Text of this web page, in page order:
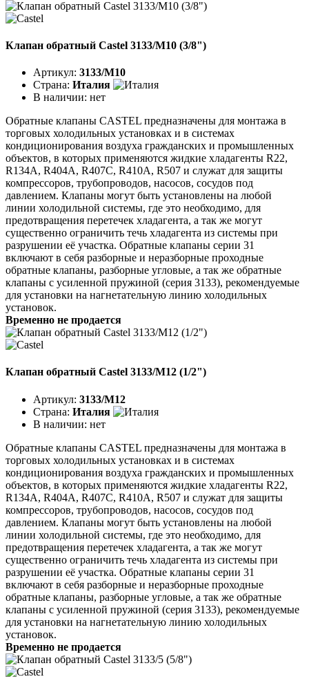
Клапан обратный Castel 3133/M10 (3/8")
Артикул: 3133/M10
Страна: Италия
В наличии: нет
Обратные клапаны CASTEL предназначены для монтажа в
торговых холодильных установках и в системах
кондиционирования воздуха гражданских и промышленных
объектов, в которых применяются жидкие хладагенты R22,
R134A, R404A, R407C, R410A, R507 и служат для защиты
компрессоров, трубопроводов, насосов, сосудов под
давлением. Клапаны могут быть установлены на любой
линии холодильной системы, где это необходимо, для
предотвращения перетечек хладагента, а так же могут
существенно ограничить течь хладагента из системы при
разрушении её участка. Обратные клапаны серии 31
включают в себя разборные и неразборные проходные
обратные клапаны, разборные угловые, а так же обратные
клапаны с усиленной пружиной (серия 3133), рекомендуемые
для установки на нагнетательную линию холодильных
установок.
Временно не продается
Клапан обратный Castel 3133/M12 (1/2")
Артикул: 3133/M12
Страна: Италия
В наличии: нет
Обратные клапаны CASTEL предназначены для монтажа в
торговых холодильных установках и в системах
кондиционирования воздуха гражданских и промышленных
объектов, в которых применяются жидкие хладагенты R22,
R134A, R404A, R407C, R410A, R507 и служат для защиты
компрессоров, трубопроводов, насосов, сосудов под
давлением. Клапаны могут быть установлены на любой
линии холодильной системы, где это необходимо, для
предотвращения перетечек хладагента, а так же могут
существенно ограничить течь хладагента из системы при
разрушении её участка. Обратные клапаны серии 31
включают в себя разборные и неразборные проходные
обратные клапаны, разборные угловые, а так же обратные
клапаны с усиленной пружиной (серия 3133), рекомендуемые
для установки на нагнетательную линию холодильных
установок.
Временно не продается